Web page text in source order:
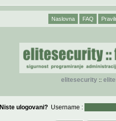
Naslovna FAQ
elitesecurity::
Niste ulogovani?Username :